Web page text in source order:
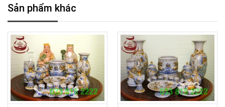
Sản phẩm khác